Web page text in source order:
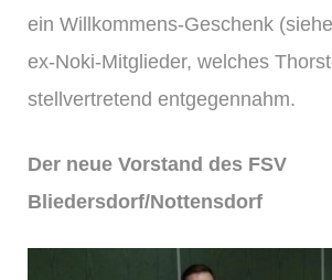
ein Willkommens-Geschenk
ex-Noki-Mitglieder, welches
stellvertretend entgegennahm.
Der neue Vorstand des FSV
Bliedersdorf/Nottensdorf